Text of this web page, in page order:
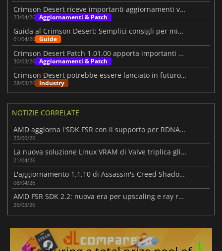
Crimson Desert riceve importanti aggiornamenti visivi e di gameplay
23/04/26 Aggiornamenti & Patch
Guida al Crimson Desert: Semplici consigli per migliorare il vostro viaggio
01/04/26 Guide
Crimson Desert Patch 1.01.00 apporta importanti miglioramenti
30/03/26 Aggiornamenti & Patch
Crimson Desert potrebbe essere lanciato in futuro su Nintendo Switch 2
28/03/26 Industry
NOTIZIE CORRELATE
AMD aggiorna l'SDK FSR con il supporto per RDNA 3 e una tecnologia di rigenerazione dei raggi migliorata
25/06/26
La nuova soluzione Linux VRAM di Valve triplica gli FPS per alcuni giochi AMD RX 6500 XT
21/04/26
L'aggiornamento 1.1.10 di Assassin's Creed Shadows migliora il gameplay
08/04/26
AMD FSR SDK 2.2: nuova era per upscaling e ray regeneration
26/03/26